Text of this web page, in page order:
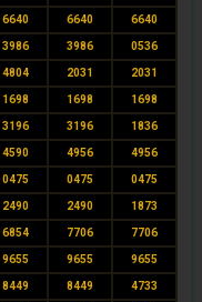
6640 6640 6640
3986 3986 0536
4804 2031 2031
1698 1698 1698
3196 3196 1836
4590 4956 4956
0475 0475 0475
2490 2490 1873
6854 7706 7706
9655 9655 9655
8449 8449 4733